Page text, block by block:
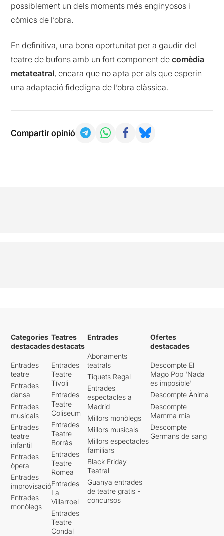
possiblement un dels moments més enginyosos i
còmics de l’obra.
En definitiva, una bona oportunitat per a gaudir del
teatre de bufons amb un fort component decomèdia
metateatral, encara que no apta per als que esperin
una adaptació fidedigna de l’obra clàssica.
Compartir opinió
Categories
destacades
Entrades
teatre
Entrades
dansa
Entrades
musicals
Entrades
teatre
infantil
Entrades
òpera
Entrades
improvisació
Entrades
monòlegs
Teatres
destacats
Entrades
Teatre
Tívoli
Entrades
Teatre
Coliseum
Entrades
Teatre
Borràs
Entrades
Teatre
Romea
Entrades
La
Villarroel
Entrades
Teatre
Condal
Entrades
Abonaments
teatrals
Tiquets Regal
Entrades
espectacles a
Madrid
Millors monòlegs
Millors musicals
Millors espectacles
familiars
Black Friday
Teatral
Guanya entrades
de teatre gratis -
concursos
Ofertes
destacades
Descompte El
Mago Pop 'Nada
es imposible'
Descompte Ànima
Descompte
Mamma mia
Descompte
Germans de sang